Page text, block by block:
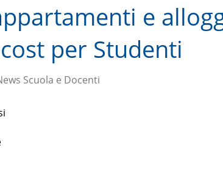
e
per Studenti
Scuola e Docenti